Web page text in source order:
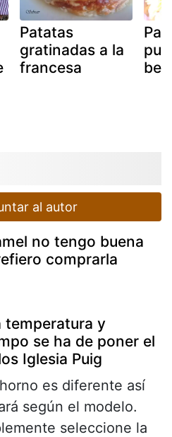
Patatas
gratinadas a la
francesa
al autor
no tengo buena
comprarla
temperatura y
se ha de poner el
Iglesia Puig
es diferente así
según el modelo.
seleccione la